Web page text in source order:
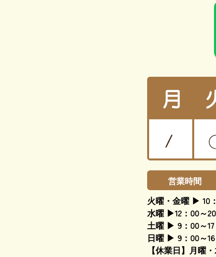
営業時間
火曜・金曜 ▶ 10
水曜 ▶12：00～
土曜 ▶ 9：00～
日曜 ▶ 9：00～
【休業日】月曜